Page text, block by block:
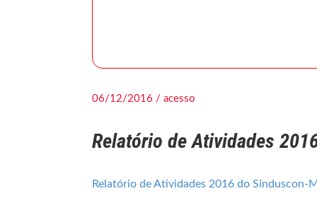
06/12/2016 / acesso
Relatório de Atividades
Relatório de Atividades 2016 do Sinduscon-